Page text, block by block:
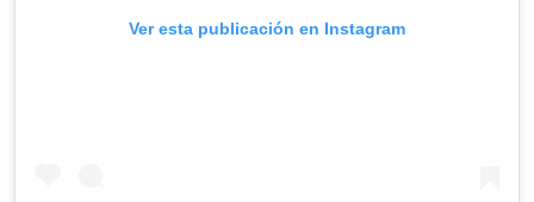
Ver esta publicación en Instagram